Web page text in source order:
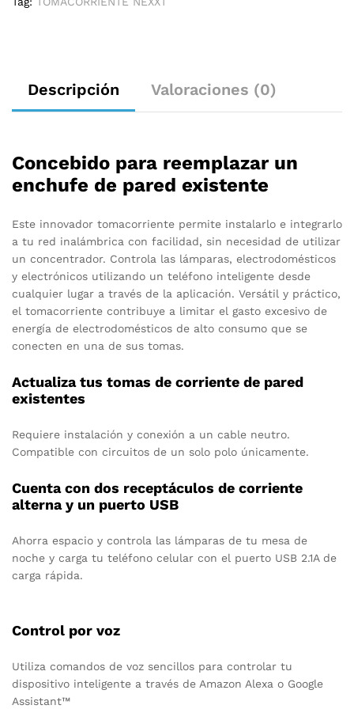
Descripción Valoraciones (0)
Concebido para reemplazar un
enchufe de pared existente
Este innovador tomacorriente permite instalarlo e integrarlo
a tu red inalámbrica con facilidad, sin necesidad de utilizar
un concentrador. Controla las lámparas, electrodomésticos
y electrónicos utilizando un teléfono inteligente desde
cualquier lugar a través de la aplicación. Versátil y práctico,
el tomacorriente contribuye a limitar el gasto excesivo de
energía de electrodomésticos de alto consumo que se
conecten en una de sus tomas.
Actualiza tus tomas de corriente de pared
existentes
Requiere instalación y conexión a un cable neutro.
Compatible con circuitos de un solo polo únicamente.
Cuenta con dos receptáculos de corriente
alterna y un puerto USB
Ahorra espacio y controla las lámparas de tu mesa de
noche y carga tu teléfono celular con el puerto USB 2.1A de
carga rápida.
Control por voz
Utiliza comandos de voz sencillos para controlar tu
dispositivo inteligente a través de Amazon Alexa o Google
Assistant™